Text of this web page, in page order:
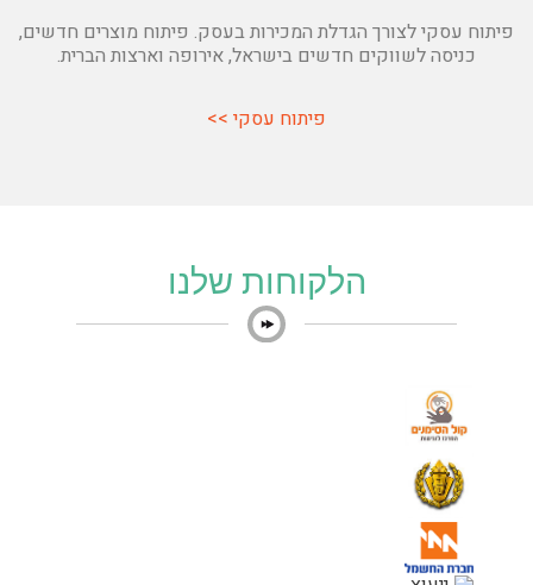
פיתוח עסקי לצורך הגדלת המכירות בעסק. פיתוח מוצרים חדשים,
כניסה לשווקים חדשים בישראל, אירופה וארצות הברית.
פיתוח עסקי >>
הלקוחות שלנו